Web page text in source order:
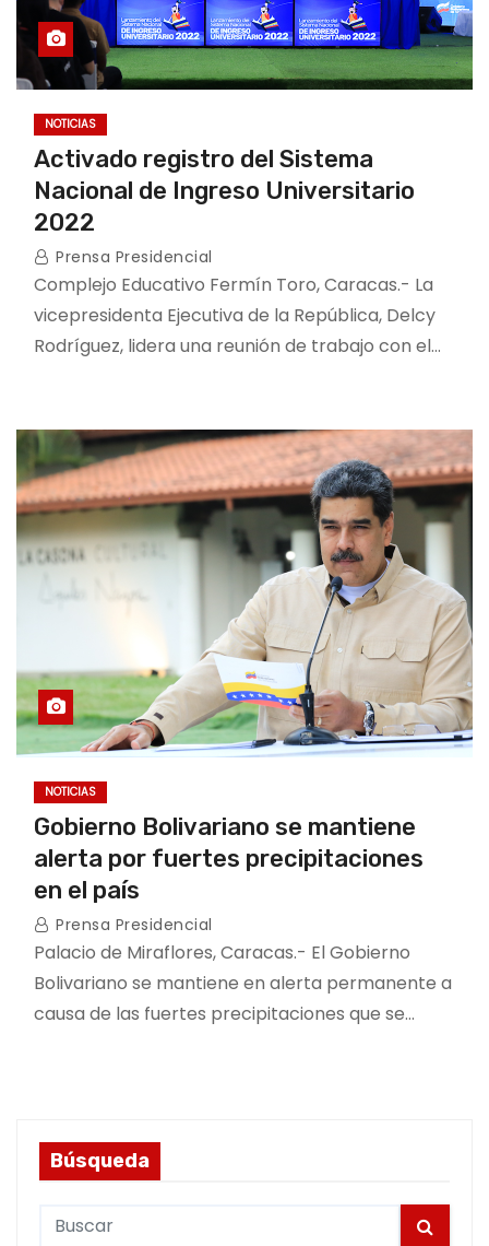
NOTICIAS
Activado registro del Sistema
Nacional de Ingreso Universitario
2022
Prensa Presidencial
Complejo Educativo Fermín Toro, Caracas.- La
vicepresidenta Ejecutiva de la República, Delcy
Rodríguez, lidera una reunión de trabajo con el…
NOTICIAS
Gobierno Bolivariano se mantiene
alerta por fuertes precipitaciones
en el país
Prensa Presidencial
Palacio de Miraflores, Caracas.- El Gobierno
Bolivariano se mantiene en alerta permanente a
causa de las fuertes precipitaciones que se…
Búsqueda